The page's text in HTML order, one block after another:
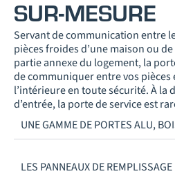
SUR-MESURE
Servant de communication entre
pièces froides d’une maison ou
partie annexe du logement, la
de communiquer entre vos pièces
l’intérieure en toute sécurité. À la
d’entrée, la porte de service est
UNE GAMME DE PORTES ALU,
LES PANNEAUX DE REMPLISSAGE